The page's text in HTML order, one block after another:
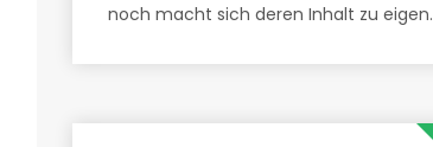
noch macht sich deren Inhalt zu eigen.